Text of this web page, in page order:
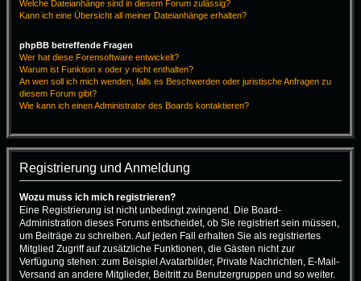
Welche Dateianhänge sind in diesem Forum zulässig?
Kann ich eine Übersicht all meiner Dateianhänge erhalten?
phpBB betreffende Fragen
Wer hat diese Forensoftware entwickelt?
Warum ist Funktion x oder y nicht enthalten?
An wen soll ich mich wenden, falls es Beschwerden oder juristische Anfragen zu
diesem Forum gibt?
Wie kann ich einen Administrator des Boards kontaktieren?
Registrierung und Anmeldung
Wozu muss ich mich registrieren?
Eine Registrierung ist nicht unbedingt zwingend. Die Board-
Administration dieses Forums entscheidet, ob Sie registriert sein müssen,
um Beiträge zu schreiben. Auf jeden Fall erhalten Sie als registriertes
Mitglied Zugriff auf zusätzliche Funktionen, die Gästen nicht zur
Verfügung stehen: zum Beispiel Avatarbilder, Private Nachrichten, E-Mail-
Versand an andere Mitglieder, Beitritt zu Benutzergruppen und so weiter.